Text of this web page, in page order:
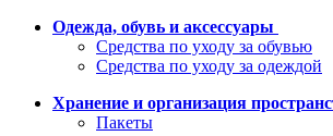
Одежда, обувь и аксессуары
Средства по уходу за обувью
Средства по уходу за одеждой
Хранение и организация
Пакеты